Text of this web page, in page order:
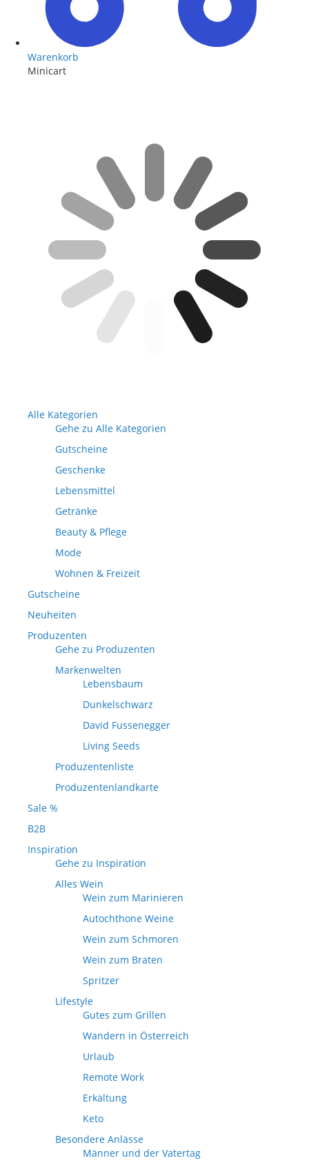
Warenkorb
Minicart
Alle Kategorien
Gehe zu Alle Kategorien
Gutscheine
Geschenke
Lebensmittel
Getränke
Beauty & Pflege
Mode
Wohnen & Freizeit
Gutscheine
Neuheiten
Produzenten
Gehe zu Produzenten
Markenwelten
Lebensbaum
Dunkelschwarz
David Fussenegger
Living Seeds
Produzentenliste
Produzentenlandkarte
Sale %
B2B
Inspiration
Gehe zu Inspiration
Alles Wein
Wein zum Marinieren
Autochthone Weine
Wein zum Schmoren
Wein zum Braten
Spritzer
Lifestyle
Gutes zum Grillen
Wandern in Österreich
Urlaub
Remote Work
Erkältung
Keto
Besondere Anlässe
Männer und der Vatertag